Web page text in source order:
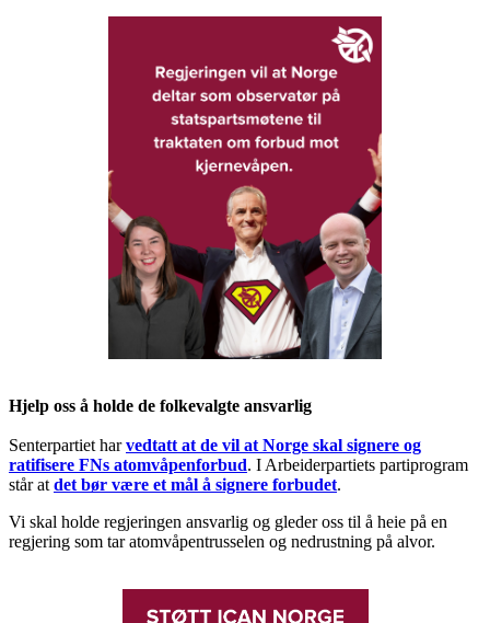
Hjelp oss å holde de folkevalgte ansvarlig
Senterpartiet harvedtatt at de vil at Norge skal signere og
ratifisere FNs atomvåpenforbud. I Arbeiderpartiets partiprogram
står at det bør være et mål å signere forbudet.
Vi skal holde regjeringen ansvarlig og gleder oss til å heie på en
regjering som tar atomvåpentrusselen og nedrustning på alvor.